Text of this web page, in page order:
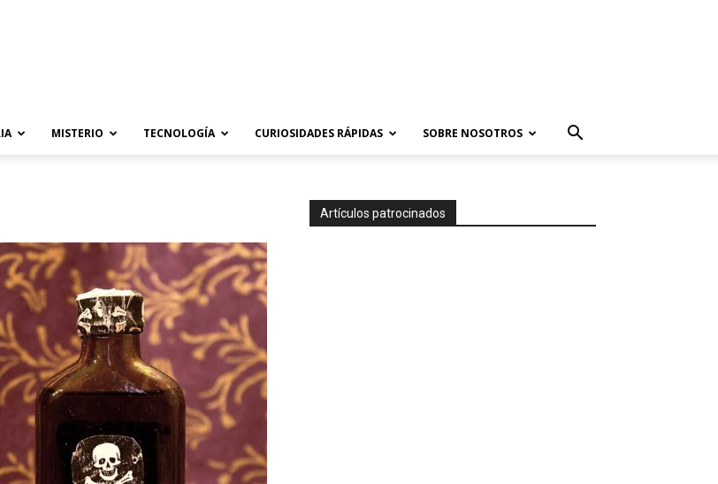
MISTERIO TECNOLOGÍA CURIOSIDADES RÁPIDAS SOBRE NOSOTROS
Artículos patrocinados